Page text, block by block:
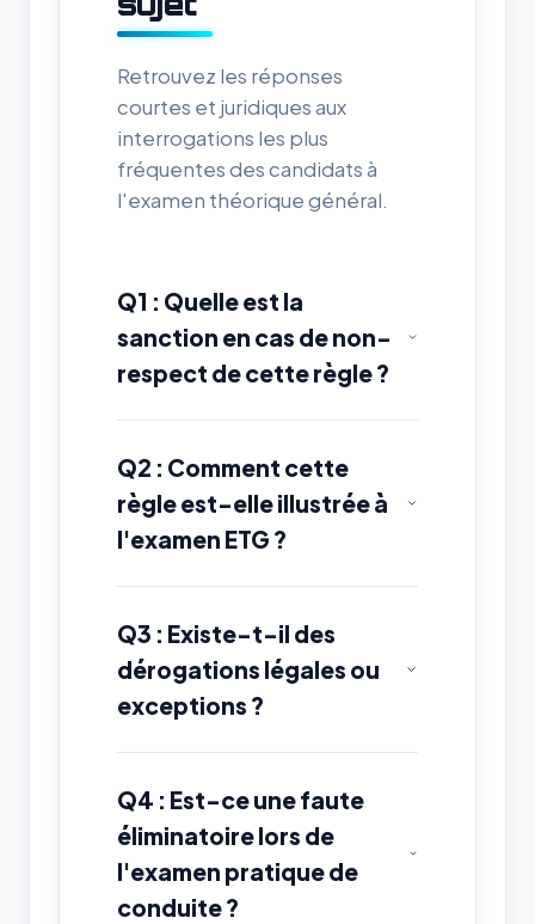
Retrouvez les réponses
courtes et juridiques aux
interrogations les plus
fréquentes des candidats à
l'examen théorique général.
Q1 : Quelle est la
sanction en cas de non-
respect de cette règle ?
Q2 : Comment cette
règle est-elle illustrée à
l'examen ETG ?
Q3 : Existe-t-il des
dérogations légales ou
exceptions ?
Q4 : Est-ce une faute
éliminatoire lors de
l'examen pratique de
conduite ?